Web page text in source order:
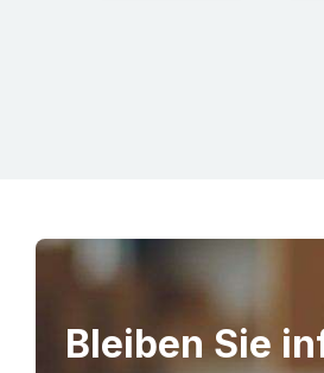
Bleiben Sie